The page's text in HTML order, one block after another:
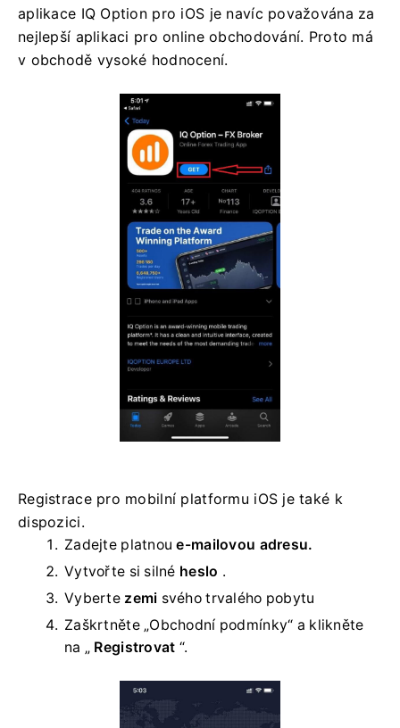
aplikace IQ Option pro iOS je navíc považována za
nejlepší aplikaci pro online obchodování. Proto má
v obchodě vysoké hodnocení.
Registrace pro mobilní platformu iOS je také k
dispozici.
Zadejte platnoue-mailovou adresu.
Vytvořte si silné heslo .
Vyberte zemi svého trvalého pobytu
Zaškrtněte „Obchodní podmínky“ a klikněte
na „ Registrovat “.